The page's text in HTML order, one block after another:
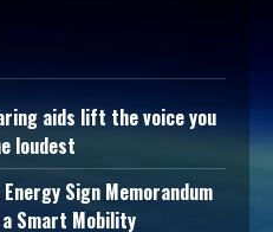
aids lift the voice you
loudest
Sign Memorandum
Smart Mobility